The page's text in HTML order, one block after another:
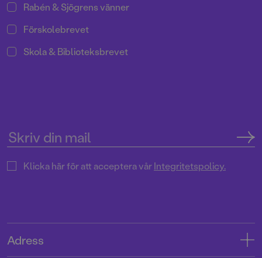
Rabén & Sjögrens vänner
Förskolebrevet
Skola & Biblioteksbrevet
Klicka här för att acceptera vårIntegritetspolicy.
Adress